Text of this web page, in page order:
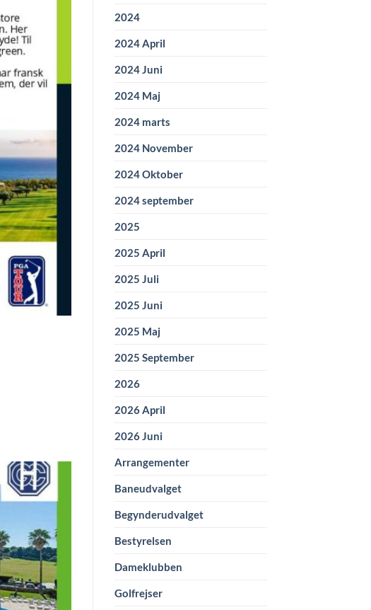
2024
2024 April
2024 Juni
2024 Maj
2024 marts
2024 November
2024 Oktober
2024 september
2025
2025 April
2025 Juli
2025 Juni
2025 Maj
2025 September
2026
2026 April
2026 Juni
Arrangementer
Baneudvalget
Begynderudvalget
Bestyrelsen
Dameklubben
Golfrejser